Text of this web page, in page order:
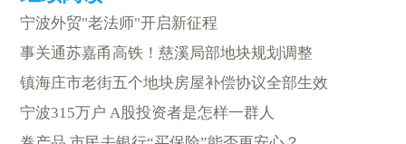
宁波外贸"老法师"开启新征程
事关通苏嘉甬高铁！慈溪局部地块规划调整
镇海庄市老街五个地块房屋补偿协议全部生效
宁波315万户 A股投资者是怎样一群人